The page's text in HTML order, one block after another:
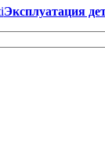
Эксплуатация